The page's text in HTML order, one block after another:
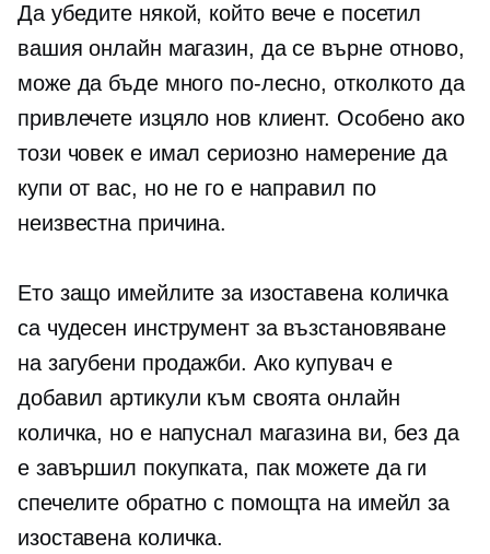
Да убедите някой, който вече е посетил
вашия онлайн магазин, да се върне отново,
може да бъде много по-лесно, отколкото да
привлечете изцяло нов клиент. Особено ако
този човек е имал сериозно намерение да
купи от вас, но не го е направил по
неизвестна причина.
Ето защо имейлите за изоставена количка
са чудесен инструмент за възстановяване
на загубени продажби. Ако купувач е
добавил артикули към своята онлайн
количка, но е напуснал магазина ви, без да
е завършил покупката, пак можете да ги
спечелите обратно с помощта на имейл за
изоставена количка.